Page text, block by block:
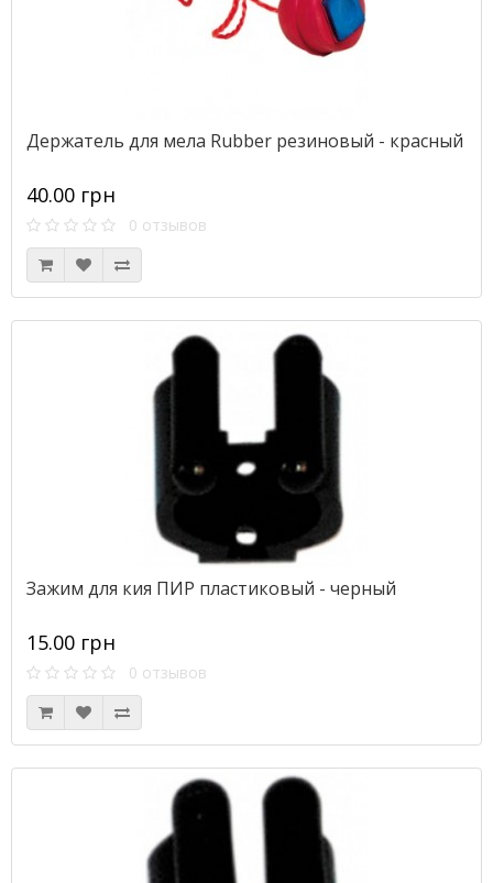
Держатель для мела Rubber резиновый - красный
40.00 грн
0 отзывов
Зажим для кия ПИР пластиковый - черный
15.00 грн
0 отзывов